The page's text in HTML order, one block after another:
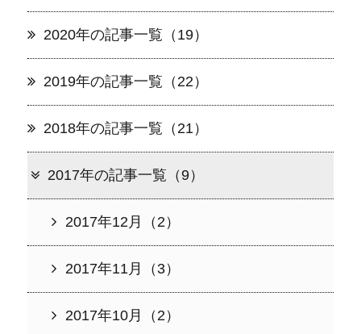
2020年の記事一覧（19）
2019年の記事一覧（22）
2018年の記事一覧（21）
2017年の記事一覧（9）
2017年12月（2）
2017年11月（3）
2017年10月（2）